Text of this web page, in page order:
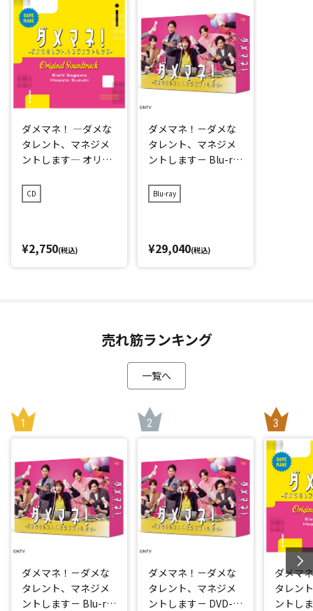
ダメマネ！ ―ダメな
タレント、マネジメ
ントします― オリジ
ック
CD
¥2,750(税込)
ダメマネ！－ダメな
タレント、マネジメ
ントします－ Blu-ra
Blu-ray
¥29,040(税込)
売れ筋ランキング
一覧へ
ダメマネ！－ダメな
タレント、マネジメ
ントします－ Blu-ra
ダメマネ！－ダメな
タレント、マネジメ
ントします－ DVD-B
ダメマ
タレン
ントし